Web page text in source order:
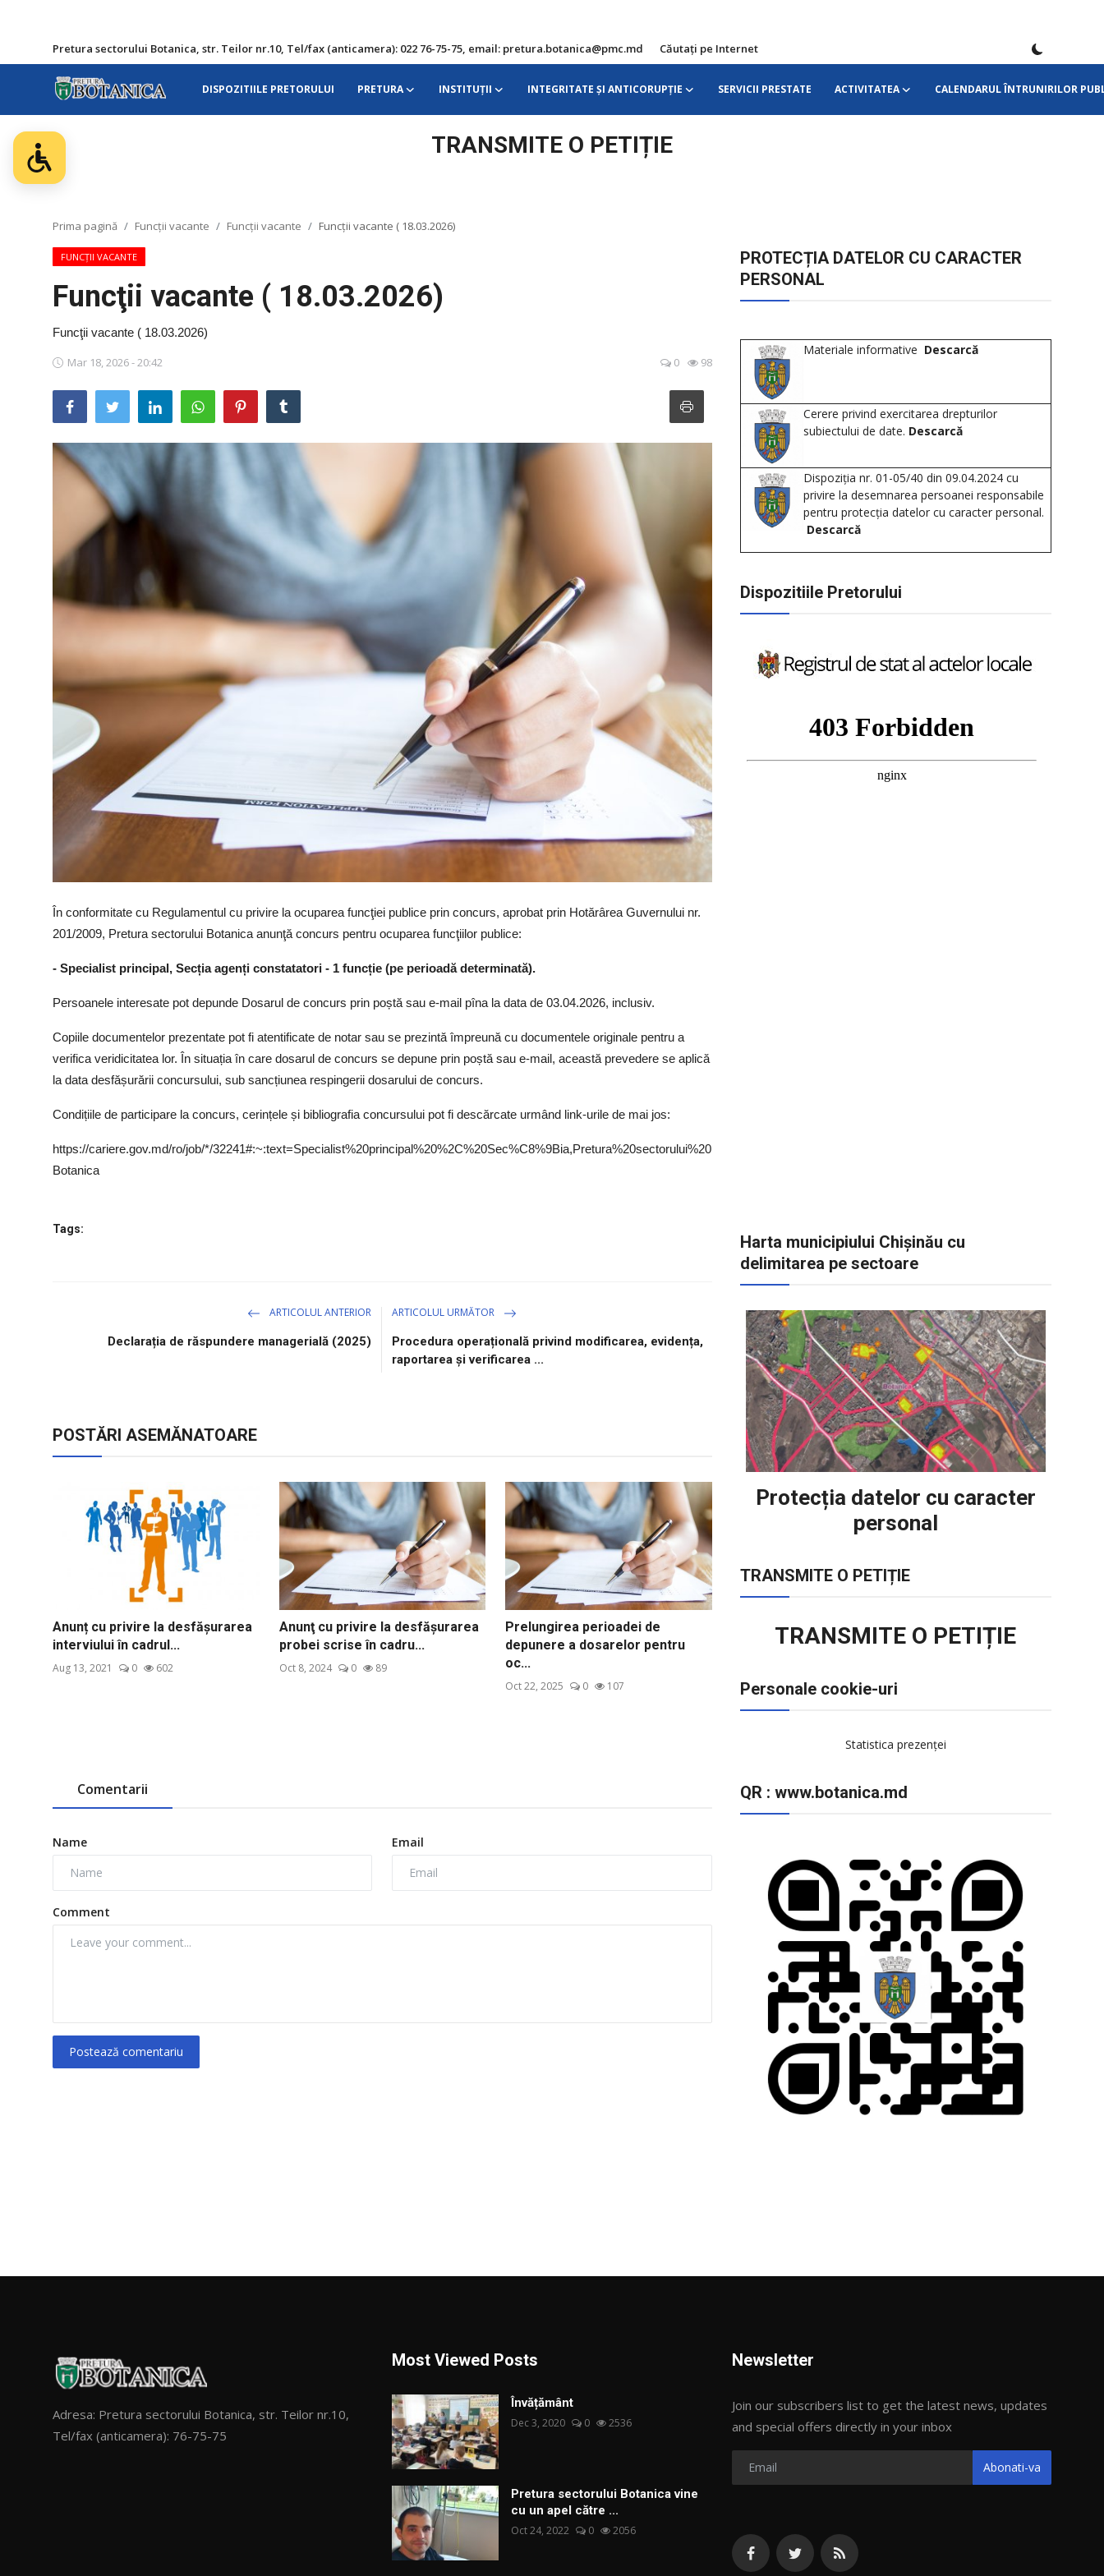
Pretura sectorului Botanica, str. Teilor nr.10, Tel/fax (anticamera): 022 76-75-75, email: pretura.botanica@pmc.md Căutați pe Internet
DISPOZITIILE PRETORULUI PRETURA INSTITUŢII INTEGRITATE ȘI ANTICORUPȚIE SERVICII PRESTATE ACTIVITATEA CALENDARUL ÎNTRUNIRILOR
Pretura sectorului Botanica, str. Teilor
75, email: pretura.botanica@pmc.md
DISPOZITIILE PRETORULUI
INSTITUŢII
INTEGRITATE ȘI ANTICORUPȚIE
Servicii prestate
Activitatea
Calendarul întrunirilor publice
Căutați pe Internet
Funcţii vacante
TRANSMITE O PETIȚIE
Prima pagină Funcţii vacante Funcţii vacante Funcţii vacante ( 18.03.2026)
FUNCŢII VACANTE
Funcţii vacante ( 18.03.2026)
Funcţii vacante ( 18.03.2026)
Mar 18, 2026 - 20:42 0 98
În conformitate cu Regulamentul cu privire la ocuparea funcţiei publice prin concurs, aprobat prin Hotărârea Guvernului nr.
201/2009, Pretura sectorului Botanica anunţă concurs pentru ocuparea funcţiilor publice:
- Specialist principal, Secția agenți constatatori - 1 funcție (pe perioadă determinată).
Persoanele interesate pot depunde Dosarul de concurs prin poștă sau e-mail pîna la data de 03.04.2026, inclusiv.
Copiile documentelor prezentate pot fi atentificate de notar sau se prezintă împreună cu documentele originale pentru a
verifica veridicitatea lor. În situația în care dosarul de concurs se depune prin poștă sau e-mail, această prevedere se aplică
la data desfășurării concursului, sub sancțiunea respingerii dosarului de concurs.
Condițiile de participare la concurs, cerințele și bibliografia concursului pot fi descărcate urmând link-urile de mai jos:
https://cariere.gov.md/ro/job/*/32241#:~:text=Specialist%20principal%20%2C%20Sec%C8%9Bia,Pretura%20sectorului%20
Botanica
Tags:
ARTICOLUL ANTERIOR
Declarația de răspundere managerială (2025)
ARTICOLUL URMĂTOR
Procedura operațională privind modificarea, evidența,
raportarea și verificarea ...
POSTĂRI ASEMĂNATOARE
Anunț cu privire la desfășurarea
interviului în cadrul...
Aug 13, 2021 0 602
Anunţ cu privire la desfăşurarea
probei scrise în cadru...
Oct 8, 2024 0 89
Prelungirea perioadei de
depunere a dosarelor pentru
oc...
Oct 22, 2025 0 107
Comentarii
Name Email
Comment
Postează comentariu
PROTECȚIA DATELOR CU CARACTER
PERSONAL
Materiale informative Descarcă
Cerere privind exercitarea drepturilor
subiectului de date. Descarcă
Dispoziția nr. 01-05/40 din 09.04.2024 cu
privire la desemnarea persoanei responsabile
pentru protecția datelor cu caracter personal.
Descarcă
Dispozitiile Pretorului
Harta municipiului Chișinău cu
delimitarea pe sectoare
Protecția datelor cu caracter
personal
TRANSMITE O PETIȚIE
TRANSMITE O PETIȚIE
Personale cookie-uri
Statistica prezenței
QR : www.botanica.md
Adresa: Pretura sectorului Botanica, str. Teilor nr.10,
Tel/fax (anticamera): 76-75-75
Most Viewed Posts
Învățământ
Dec 3, 2020 0 2536
Pretura sectorului Botanica vine
cu un apel către ...
Oct 24, 2022 0 2056
Newsletter
Join our subscribers list to get the latest news, updates
and special offers directly in your inbox
Abonati-va